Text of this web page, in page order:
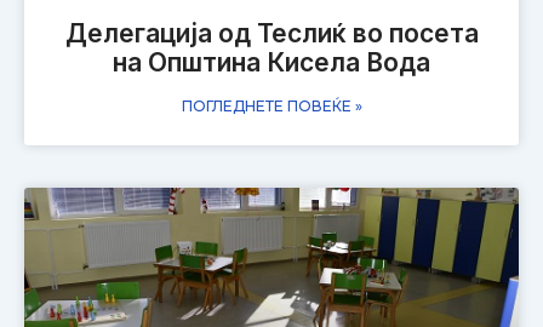
Делегација од Теслиќ во посета
на Општина Кисела Вода
ПОГЛЕДНЕТЕ ПОВЕЌЕ »